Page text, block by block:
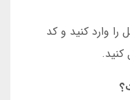
وارد کنید و کد
کنید.